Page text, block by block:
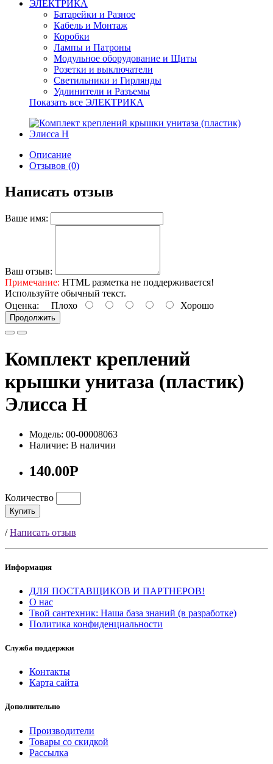
ЭЛЕКТРИКА
Батарейки и Разное
Кабель и Монтаж
Коробки
Лампы и Патроны
Модульное оборудование и Щиты
Розетки и выключатели
Светильники и Гирлянды
Удлинители и Разъемы
Показать все ЭЛЕКТРИКА
Описание
Отзывов (0)
Написать отзыв
Ваше имя:
Ваш отзыв:
Примечание: HTML разметка не поддерживается!
Используйте обычный текст.
Оценка: Плохо Хорошо
Продолжить
Комплект креплений
крышки унитаза (пластик)
Элисса Н
Модель: 00-00008063
Наличие: В наличии
140.00Р
Количество
Купить
/Написать отзыв
Информация
ДЛЯ ПОСТАВЩИКОВ И ПАРТНЕРОВ!
О нас
Твой сантехник: Наша база знаний (в разработке)
Политика конфиденциальности
Служба поддержки
Контакты
Карта сайта
Дополнительно
Производители
Товары со скидкой
Рассылка